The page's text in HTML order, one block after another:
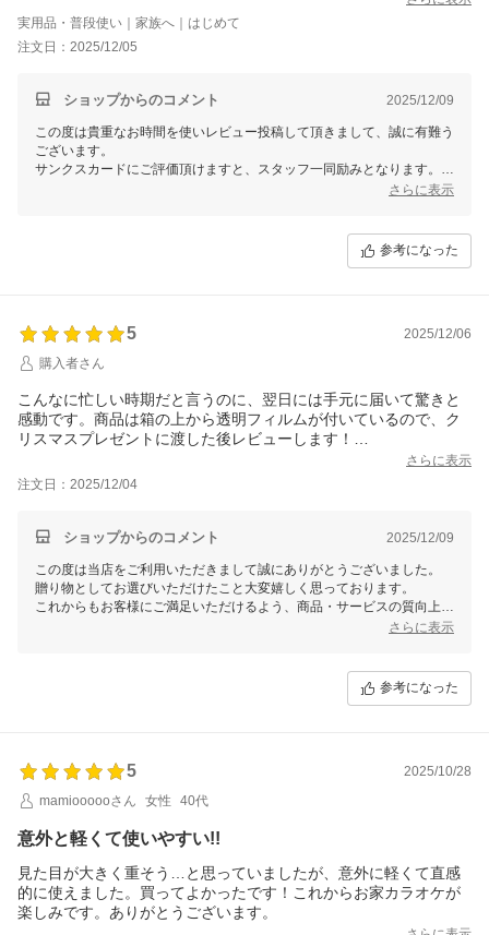
った～♪店長さん？からの直筆の手紙も、とても暖かい方なのだろ
ぉなと。
もう一本検討中！
実用品・普段使い｜家族へ｜はじめて
注文日：2025/12/05
ショップからのコメント 2025/12/09
この度は貴重なお時間を使いレビュー投稿して頂きまして、誠に有難う
ございます。
サンクスカードにご評価頂けますと、スタッフ一同励みとなります。
さらに表示
参考になった
5
2025/12/06
購入者さん
こんなに忙しい時期だと言うのに、翌日には手元に届いて驚きと
感動です。商品は箱の上から透明フィルムが付いているので、ク
リスマスプレゼントに渡した後レビューします！
スマホでYouTube見ながら歌いたい歌が有ったらコードを差し込
んで、直ぐ歌えて楽しそうでした!!お友達とお家女子会で盛り上が
さらに表示
注文日：2025/12/04
ショップからのコメント 2025/12/09
この度は当店をご利用いただきまして誠にありがとうございました。
贈り物としてお選びいただけたこと大変嬉しく思っております。
これからもお客様にご満足いただけるよう、商品・サービスの質向上を
さらに表示
参考になった
5
2025/10/28
mamioooooさん
女性 40代
意外と軽くて使いやすい!!
見た目が大きく重そう…と思っていましたが、意外に軽くて直感
的に使えました。買ってよかったです！これからお家カラオケが
楽しみです。ありがとうございます。